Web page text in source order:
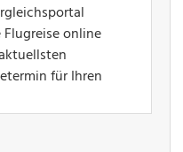
online
für Ihren